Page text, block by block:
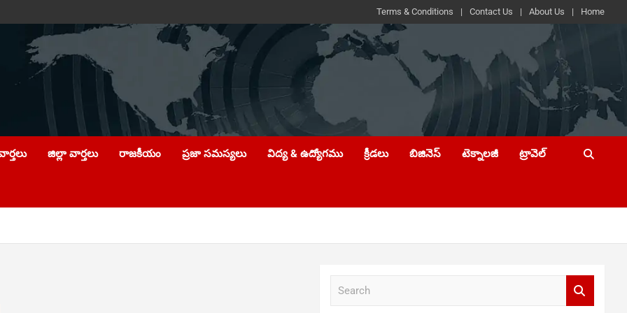
Terms & Conditions Contact Us About Us Home
జిల్లా వార్తలు రాజకీయం ప్రజా సమస్యలు విద్య & ఉద్యోగము క్రీడలు బిజినెస్ టెక్నాలజీ ట్రావెల్